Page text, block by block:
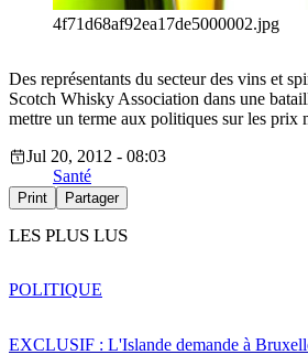
4f71d68af92ea17de5000002.jpg
Des représentants du secteur des vins et
Scotch Whisky Association dans une
mettre un terme aux politiques sur les prix
Jul 20, 2012 - 08:03
Santé
Print Partager
LES PLUS LUS
EXCLUSIF : L'Islande demande à
POLITIQUE